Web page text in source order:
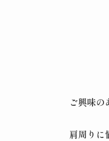
ご興味
肩周りに